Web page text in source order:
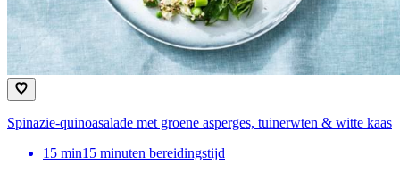
Spinazie-quinoasalade met groene asperges, tuinerwten & witte kaas
15 min15 minuten bereidingstijd